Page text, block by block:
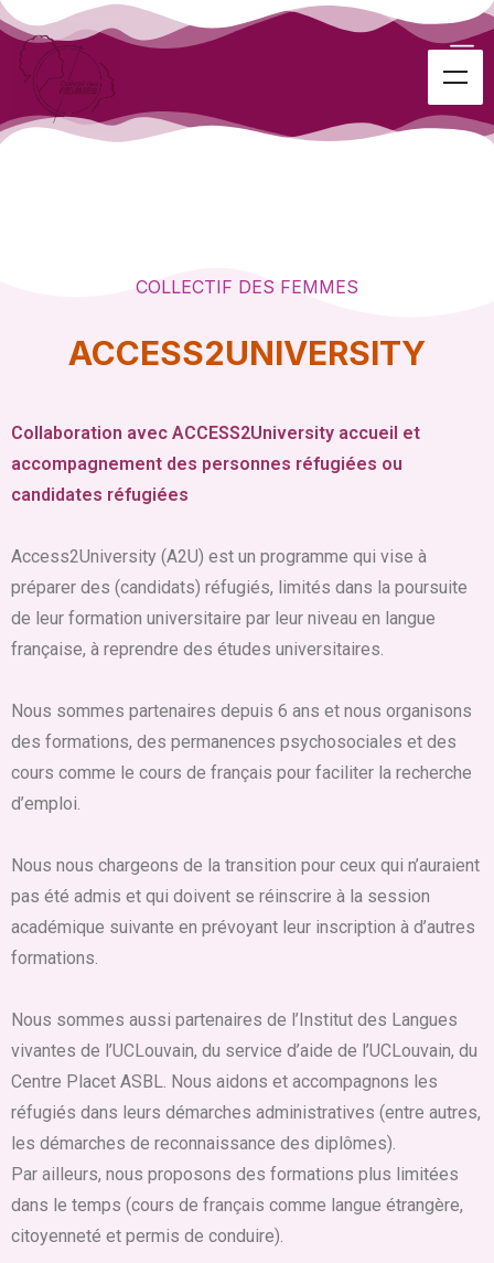
COLLECTIF DES FEMMES
ACCESS2UNIVERSITY
Collaboration avec ACCESS2University accueil et
accompagnement des personnes réfugiées ou
candidates réfugiées
Access2University (A2U) est un programme qui vise à
préparer des (candidats) réfugiés, limités dans la poursuite
de leur formation universitaire par leur niveau en langue
française, à reprendre des études universitaires.
Nous sommes partenaires depuis 6 ans et nous organisons
des formations, des permanences psychosociales et des
cours comme le cours de français pour faciliter la recherche
d’emploi.
Nous nous chargeons de la transition pour ceux qui n’auraient
pas été admis et qui doivent se réinscrire à la session
académique suivante en prévoyant leur inscription à d’autres
formations.
Nous sommes aussi partenaires de l’Institut des Langues
vivantes de l’UCLouvain, du service d’aide de l’UCLouvain, du
Centre Placet ASBL. Nous aidons et accompagnons les
réfugiés dans leurs démarches administratives (entre autres,
les démarches de reconnaissance des diplômes).
Par ailleurs, nous proposons des formations plus limitées
dans le temps (cours de français comme langue étrangère,
citoyenneté et permis de conduire).